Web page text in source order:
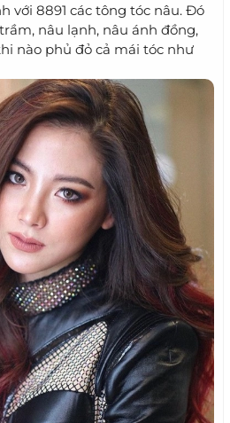
với 8891 các tông tóc nâu. Đó
nâu lạnh, nâu ánh đồng,
nào phủ đỏ cả mái tóc như